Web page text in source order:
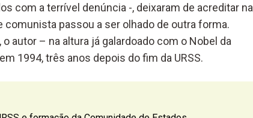
com a terrível denúncia -, deixaram de acreditar na
passou a ser olhado de outra forma.
autor – na altura já galardoado com o Nobel da
1994, três anos depois do fim da URSS.